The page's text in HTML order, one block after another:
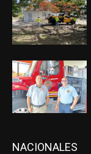
NACIONALES